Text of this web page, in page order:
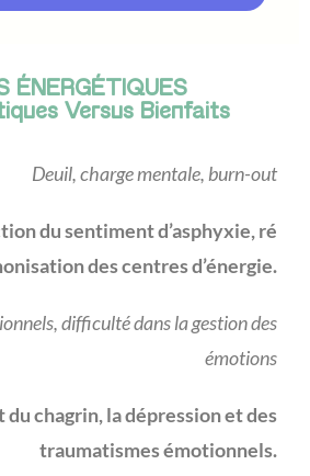
ÉNERGÉTIQUES
Versus Bienfaits
Deuil, charge mentale, burn-out
du sentiment d’asphyxie, ré
des centres d’énergie.
difficulté dans la gestion des
émotions
du chagrin, la dépression et des
traumatismes émotionnels.